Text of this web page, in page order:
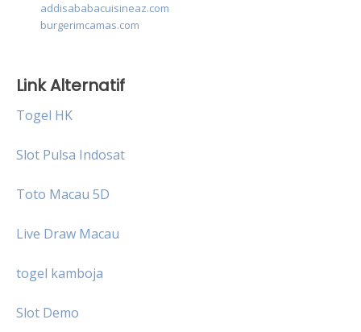
addisababacuisineaz.com
burgerimcamas.com
Link Alternatif
Togel HK
Slot Pulsa Indosat
Toto Macau 5D
Live Draw Macau
togel kamboja
Slot Demo